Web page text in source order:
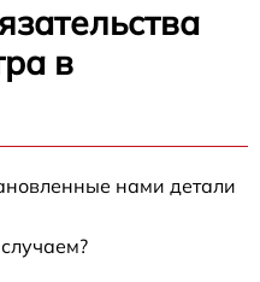
в
нами детали